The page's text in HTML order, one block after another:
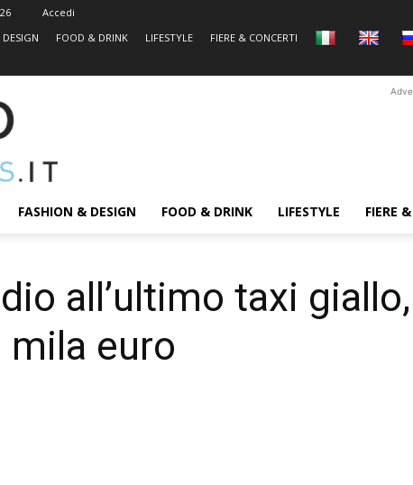
Accedi
FOOD & DRINK LIFESTYLE FIERE & CONCERTI
FASHION & DESIGN FOOD & DRINK LIFESTYLE FIERE
all’ultimo taxi
euro